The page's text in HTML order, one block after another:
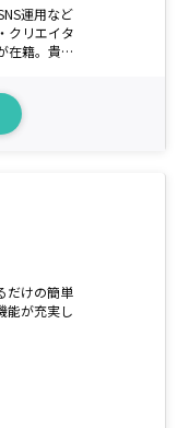
運用など
クリエイタ
在籍。貴社
だけの簡単
能が充実し